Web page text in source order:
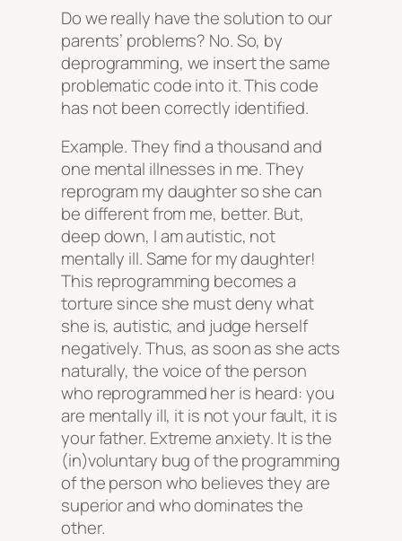
Do we really have the solution to our
parents’ problems? No. So, by
deprogramming, we insert the same
problematic code into it. This code
has not been correctly identified.
Example. They find a thousand and
one mental illnesses in me. They
reprogram my daughter so she can
be different from me, better. But,
deep down, I am autistic, not
mentally ill. Same for my daughter!
This reprogramming becomes a
torture since she must deny what
she is, autistic, and judge herself
negatively. Thus, as soon as she acts
naturally, the voice of the person
who reprogrammed her is heard: you
are mentally ill, it is not your fault, it is
your father. Extreme anxiety. It is the
(in)voluntary bug of the programming
of the person who believes they are
superior and who dominates the
other.